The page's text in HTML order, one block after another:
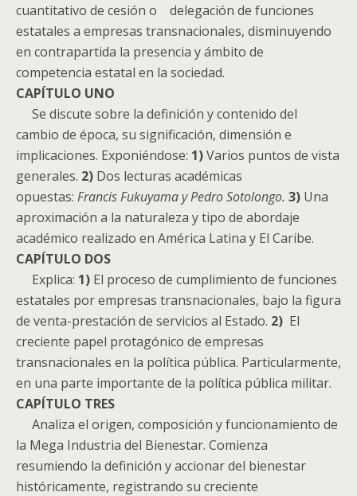
cuantitativo de cesión o delegación de funciones
estatales a empresas transnacionales, disminuyendo
en contrapartida la presencia y ámbito de
competencia estatal en la sociedad.
CAPÍTULO UNO
Se discute sobre la definición y contenido del
cambio de época, su significación, dimensión e
implicaciones. Exponiéndose: 1)Varios puntos de vista
generales. 2) Dos lecturas académicas
opuestas: Francis Fukuyama y Pedro Sotolongo. 3) Una
aproximación a la naturaleza y tipo de abordaje
académico realizado en América Latina y El Caribe.
CAPÍTULO DOS
Explica: 1) El proceso de cumplimiento de funciones
estatales por empresas transnacionales, bajo la figura
de venta-prestación de servicios al Estado. 2) El
creciente papel protagónico de empresas
transnacionales en la política pública. Particularmente,
en una parte importante de la política pública militar.
CAPÍTULO TRES
Analiza el origen, composición y funcionamiento de
la Mega Industria del Bienestar. Comienza
resumiendo la definición y accionar del bienestar
históricamente, registrando su creciente